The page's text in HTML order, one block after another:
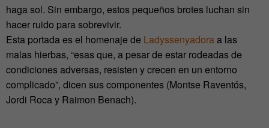
haga sol. Sin embargo, estos pequeños brotes luchan sin
hacer ruido para sobrevivir.
Esta portada es el homenaje de Ladyssenyadoraa las
malas hierbas, “esas que, a pesar de estar rodeadas de
condiciones adversas, resisten y crecen en un entorno
complicado”, dicen sus componentes (Montse Raventós,
Jordi Roca y Raimon Benach).